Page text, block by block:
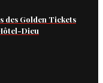
des Golden Tickets
Dieu